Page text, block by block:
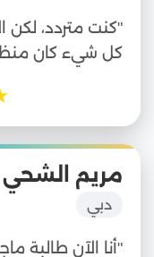
"كنت متردد، لكن
كل شيء كان
مريم الشحي
دبي
"أنا الآن طالبة